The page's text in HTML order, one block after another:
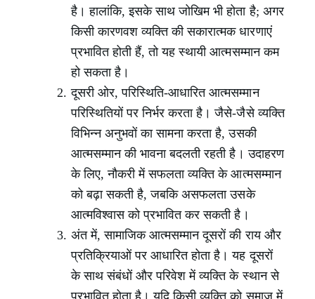
है। हालांकि, इसके साथ जोखिम भी होता है; अगर
किसी कारणवश व्यक्ति की सकारात्मक धारणाएं
प्रभावित होती हैं, तो यह स्थायी आत्मसम्मान कम
हो सकता है।
दूसरी ओर, परिस्थिति-आधारित आत्मसम्मान
परिस्थितियों पर निर्भर करता है। जैसे-जैसे व्यक्ति
विभिन्न अनुभवों का सामना करता है, उसकी
आत्मसम्मान की भावना बदलती रहती है। उदाहरण
के लिए, नौकरी में सफलता व्यक्ति के आत्मसम्मान
को बढ़ा सकती है, जबकि असफलता उसके
आत्मविश्वास को प्रभावित कर सकती है।
अंत में, सामाजिक आत्मसम्मान दूसरों की राय और
प्रतिक्रियाओं पर आधारित होता है। यह दूसरों
के साथ संबंधों और परिवेश में व्यक्ति के स्थान से
प्रभावित होता है। यदि किसी व्यक्ति को समाज में